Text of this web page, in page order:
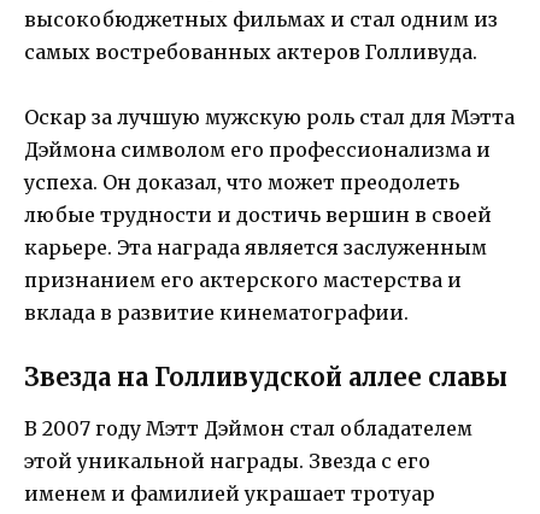
высокобюджетных фильмах и стал одним из
самых востребованных актеров Голливуда.
Оскар за лучшую мужскую роль стал для Мэтта
Дэймона символом его профессионализма и
успеха. Он доказал, что может преодолеть
любые трудности и достичь вершин в своей
карьере. Эта награда является заслуженным
признанием его актерского мастерства и
вклада в развитие кинематографии.
Звезда на Голливудской аллее славы
В 2007 году Мэтт Дэймон стал обладателем
этой уникальной награды. Звезда с его
именем и фамилией украшает тротуар